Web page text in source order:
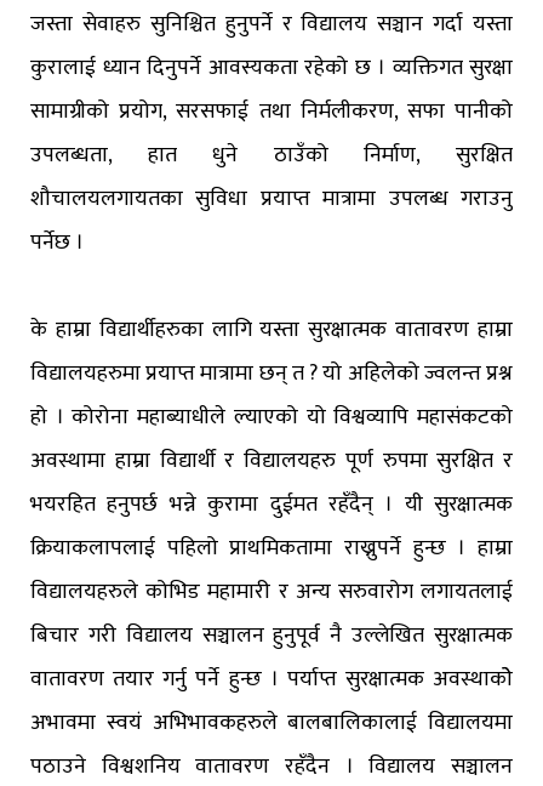
जस्ता सेवाहरु सुनिश्चित हुनुपर्ने र विद्यालय सञ्चान गर्दा यस्ता
कुरालाई ध्यान दिनुपर्ने आवस्यकता रहेको छ । व्यक्तिगत सुरक्षा
सामाग्रीको प्रयोग, सरसफाई तथा निर्मलीकरण, सफा पानीको
उपलब्धता, हात धुने ठाउँको निर्माण, सुरक्षित
शौचालयलगायतका सुविधा प्रयाप्त मात्रामा उपलब्ध गराउनु
पर्नेछ ।
के हाम्रा विद्यार्थीहरुका लागि यस्ता सुरक्षात्मक वातावरण हाम्रा
विद्यालयहरुमा प्रयाप्त मात्रामा छन् त ? यो अहिलेको ज्वलन्त प्रश्न
हो । कोरोना महाब्याधीले ल्याएको यो विश्वव्यापि महासंकटको
अवस्थामा हाम्रा विद्यार्थी र विद्यालयहरु पूर्ण रुपमा सुरक्षित र
भयरहित हनुपर्छ भन्ने कुरामा दुईमत रहँदैन् । यी सुरक्षात्मक
क्रियाकलापलाई पहिलो प्राथमिकतामा राख्नुपर्ने हुन्छ । हाम्रा
विद्यालयहरुले कोभिड महामारी र अन्य सरुवारोग लगायतलाई
बिचार गरी विद्यालय सञ्चालन हुनुपूर्व नै उल्लेखित सुरक्षात्मक
वातावरण तयार गर्नु पर्ने हुन्छ । पर्याप्त सुरक्षात्मक अवस्थाकोे
अभावमा स्वयं अभिभावकहरुले बालबालिकालाई विद्यालयमा
पठाउने विश्वशनिय वातावरण रहँदैन । विद्यालय सञ्चालन